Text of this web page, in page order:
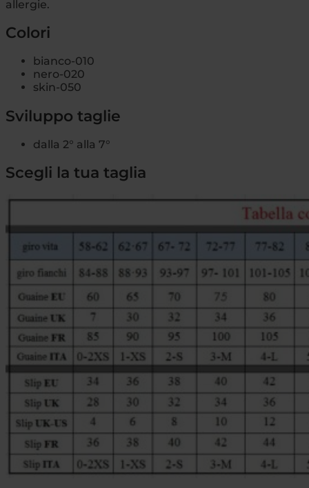
allergie.
Colori
bianco-010
nero-020
skin-050
Sviluppo taglie
dalla 2° alla 7°
Scegli la tua taglia